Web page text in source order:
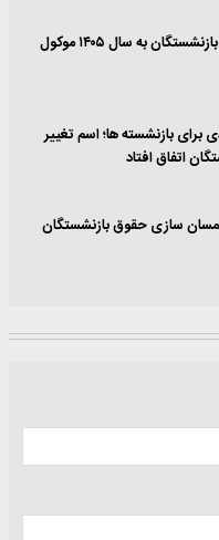
همسان سازی حقوق این بازنشستگان به سال ۱۴۰۵ موکول
برای بازنشسته ها؛ اسم تغییر
اتفاق افتاد
همسان سازی حقوق بازنشستگان